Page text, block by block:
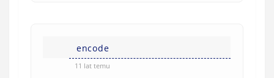
encode
11 lat temu